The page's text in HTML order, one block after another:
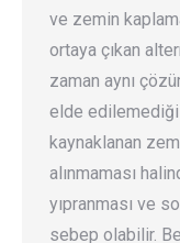
ve zemin
ortaya çıkan
zaman aynı
elde
kaynaklanan
alınmaması
yıpranması ve
sebep olabilir.